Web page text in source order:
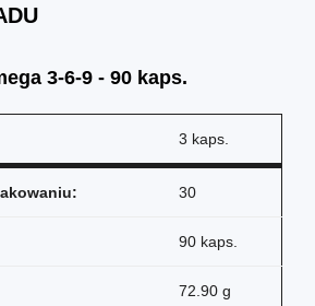
3-6-9 - 90 kaps.
3 kaps.
30
90 kaps.
72.90 g